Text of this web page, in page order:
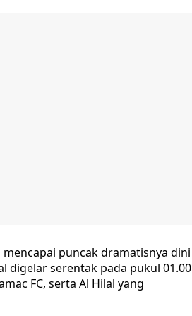
puncak dramatisnya dini
digelar serentak pada pukul 01.00
FC, serta Al Hilal yang